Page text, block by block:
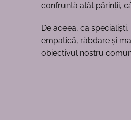
confruntă atât părinții,
De aceea, ca
empatică, răbdare și
obiectivul nostru